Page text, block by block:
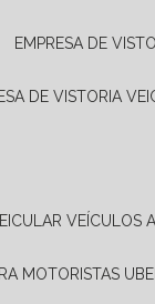
EMPRESA DE
DE VISTORIA
VEÍCULOS
MOTORISTAS